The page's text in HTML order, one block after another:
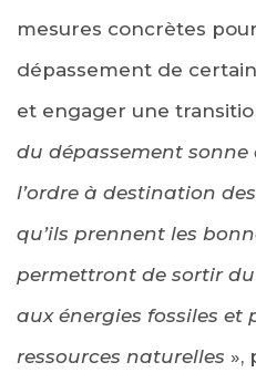
mesures concrètes
dépassement de
et engager une
du dépassement
l’ordre à destination
qu’ils prennent les
permettront de sortir
aux énergies fossiles et
ressources naturelles »,